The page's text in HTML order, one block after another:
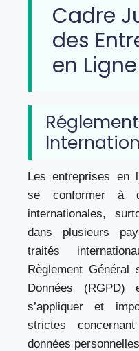
Cadre
des
en Ligne
Les entreprises en
se conformer à
internationales,
dans plusieurs
traités
Règlement Général
Données (RGPD)
s’appliquer et
strictes
données